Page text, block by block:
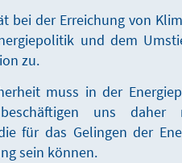
bei der Erreichung von
und dem
zu.
muss in der
uns daher
für das Gelingen der
sein können.